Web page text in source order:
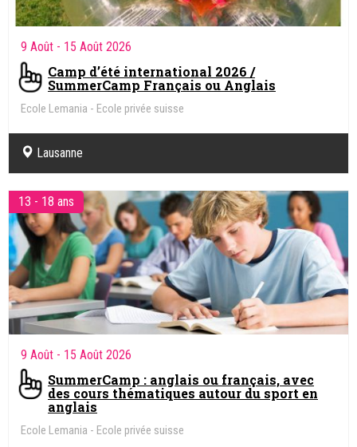
9 Août - 15 Août 2026
Camp d’été international 2026 /
SummerCamp Français ou Anglais
Ecole Lemania - Ecole privée suisse
Lausanne
13 - 18 ans
9 Août - 15 Août 2026
SummerCamp : anglais ou français, avec
des cours thématiques autour du sport en
anglais
Ecole Lemania - Ecole privée suisse